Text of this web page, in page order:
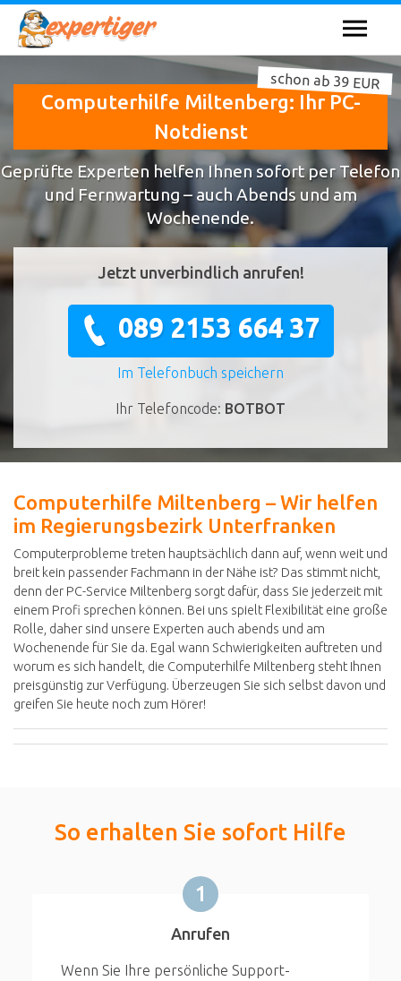
Computerhilfe Miltenberg: Ihr PC-
Notdienst
schon ab 39 EUR
Geprüfte Experten helfen Ihnen sofort per Telefon
und Fernwartung – auch Abends und am
Wochenende.
Jetzt unverbindlich anrufen!
089 2153 664 37
Im Telefonbuch speichern
Ihr Telefoncode: BOTBOT
Computerhilfe Miltenberg – Wir helfen
im Regierungsbezirk Unterfranken
Computerprobleme treten hauptsächlich dann auf, wenn weit und
breit kein passender Fachmann in der Nähe ist? Das stimmt nicht,
denn der PC-Service Miltenberg sorgt dafür, dass Sie jederzeit mit
einem Profi sprechen können. Bei uns spielt Flexibilität eine große
Rolle, daher sind unsere Experten auch abends und am
Wochenende für Sie da. Egal wann Schwierigkeiten auftreten und
worum es sich handelt, die Computerhilfe Miltenberg steht Ihnen
preisgünstig zur Verfügung. Überzeugen Sie sich selbst davon und
greifen Sie heute noch zum Hörer!
So erhalten Sie sofort Hilfe
1
Anrufen
Wenn Sie Ihre persönliche Support-